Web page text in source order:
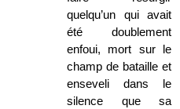
quelqu’un qui avait
été doublement
enfoui, mort sur le
champ de bataille et
enseveli dans le
silence que sa